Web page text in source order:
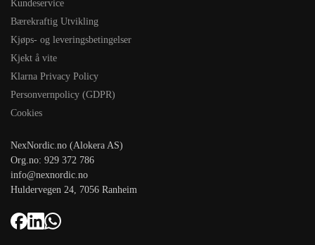
Kundeservice
Bærekraftig Utvikling
Kjøps- og leveringsbetingelser
Kjekt å vite
Klarna Privacy Policy
Personvernpolicy (GDPR)
Cookies
NexNordic.no (Alokera AS)
Org.no: 929 372 786
info@nexnordic.no
Huldervegen 24, 7056 Ranheim